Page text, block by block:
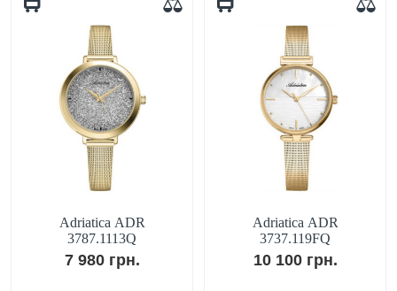
Adriatica ADR
3787.1113Q
7 980 грн.
Adriatica ADR
3737.119FQ
10 100 грн.